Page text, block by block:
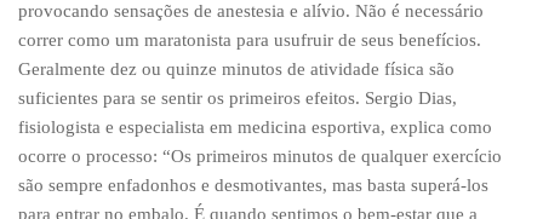
provocando sensações de anestesia e alívio. Não é necessário
correr como um maratonista para usufruir de seus benefícios.
Geralmente dez ou quinze minutos de atividade física são
suficientes para se sentir os primeiros efeitos. Sergio Dias,
fisiologista e especialista em medicina esportiva, explica como
ocorre o processo: “Os primeiros minutos de qualquer exercício
são sempre enfadonhos e desmotivantes, mas basta superá-los
para entrar no embalo. É quando sentimos o bem-estar que a